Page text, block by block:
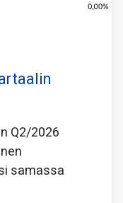
Q2/2026
samassa